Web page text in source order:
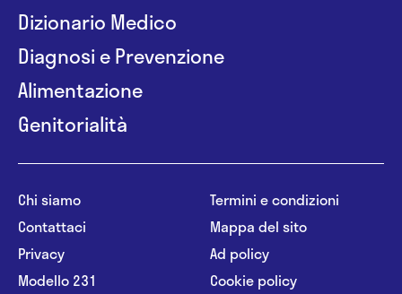
Dizionario Medico
Diagnosi e Prevenzione
Alimentazione
Genitorialità
Chi siamo
Contattaci
Privacy
Modello 231
Termini e condizioni
Mappa del sito
Ad policy
Cookie policy